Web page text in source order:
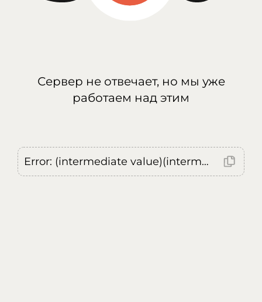
Сервер не отвечает, но мы уже
работаем над этим
Error: (intermediate value)(intermediate value)(intermediate value).replaceAll is not a function